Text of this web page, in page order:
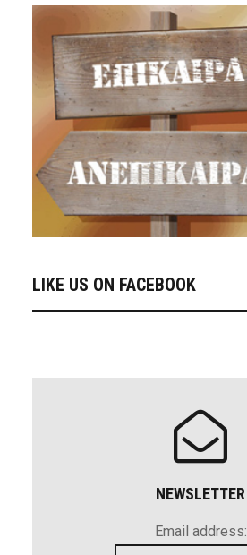
LIKE US ON FACEBOOK
NEWSLETTER
Email address: